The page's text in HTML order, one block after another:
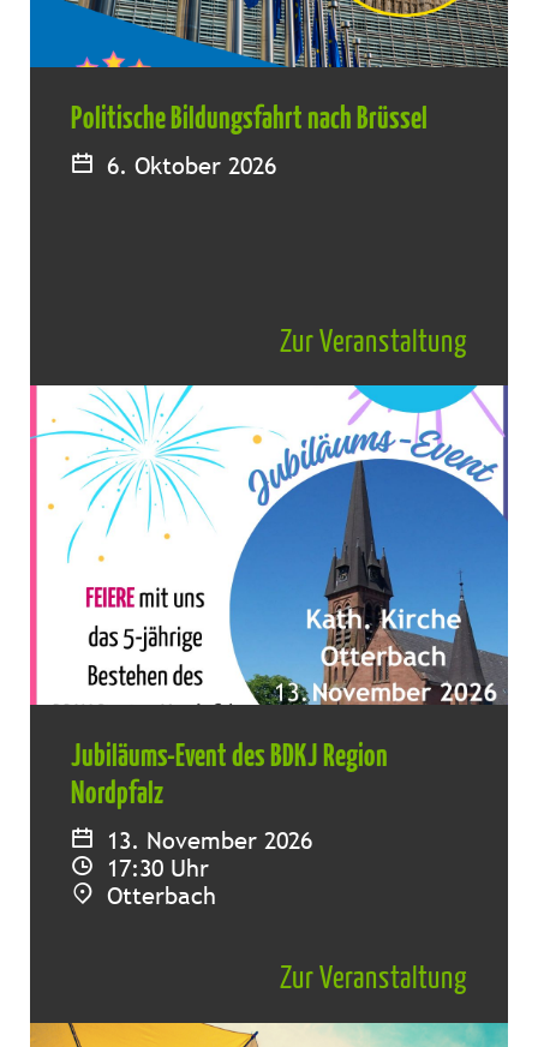
Politische Bildungsfahrt nach Brüssel
6. Oktober 2026
Zur Veranstaltung
Jubiläums-Event des BDKJ Region
Nordpfalz
13. November 2026
17:30 Uhr
Otterbach
Zur Veranstaltung